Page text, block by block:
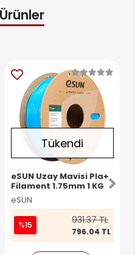
Tükendi
eSUN Uzay Mavisi Pla+
Filament 1.75mm 1 KG
eSUN
%15 931.37 TL
796.04 TL